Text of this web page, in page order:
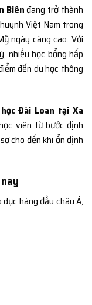
Biênđang trở thành
Việt Nam trong
ngày càng cao. Với
nhiều học bổng hấp
đến du học thông
Đài Loan tại Xa
viên từ bước định
cho đến khi ổn định
hàng đầu châu Á,